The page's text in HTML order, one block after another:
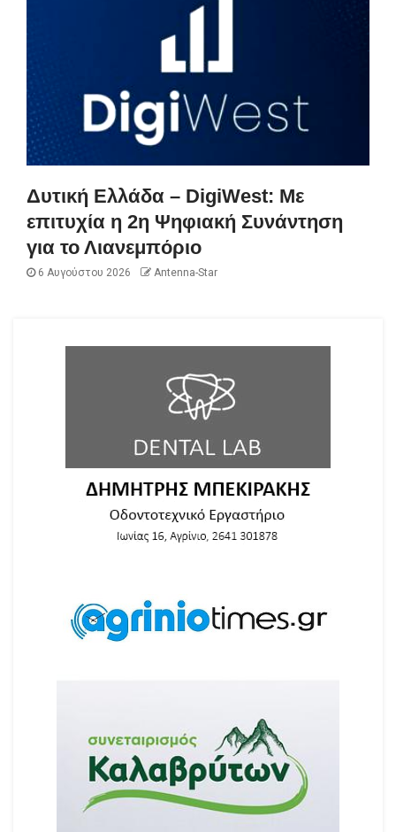
Δυτική Ελλάδα – DigiWest: Με
επιτυχία η 2η Ψηφιακή Συνάντηση
για το Λιανεμπόριο
6 Αυγούστου 2026 Antenna-Star